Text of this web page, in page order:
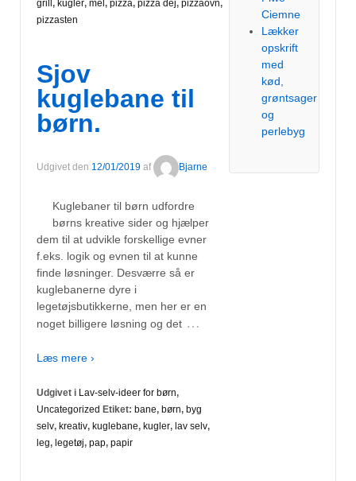
grill , kugler, mel , pizza, pizza dej, pizzaovn,
pizzasten
Sjov
kuglebane til
børn.
Udgivet den 12/01/2019 af Bjarne
Kuglebaner til børn udfordre
børns kreative sider og hjælper
dem til at udvikle forskellige evner
f.eks. logik og evnen til at kunne
finde løsninger. Desværre så er
kuglebanerne dyre i
legetøjsbutikkerne, men her er en
noget billigere løsning og det …
Læs mere ›
Udgivet i Lav-selv-ideer for børn,
Uncategorized Etiket: bane, børn, byg
selv, kreativ, kuglebane, kugler, lav selv,
leg, legetøj, pap, papir
Ciemne
Lækker
opskrift
med
kød,
grøntsager
og
perlebyg